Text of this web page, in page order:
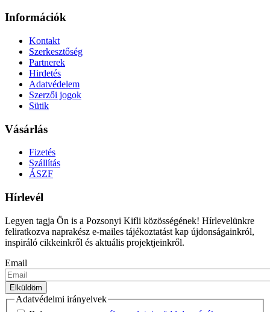
Információk
Kontakt
Szerkesztőség
Partnerek
Hirdetés
Adatvédelem
Szerzői jogok
Sütik
Vásárlás
Fizetés
Szállítás
ÁSZF
Hírlevél
Legyen tagja Ön is a Pozsonyi Kifli közösségének! Hírlevelünkre
feliratkozva naprakész e-mailes tájékoztatást kap újdonságainkról,
inspiráló cikkeinkről és aktuális projektjeinkről.
Email
Adatvédelmi irányelvek